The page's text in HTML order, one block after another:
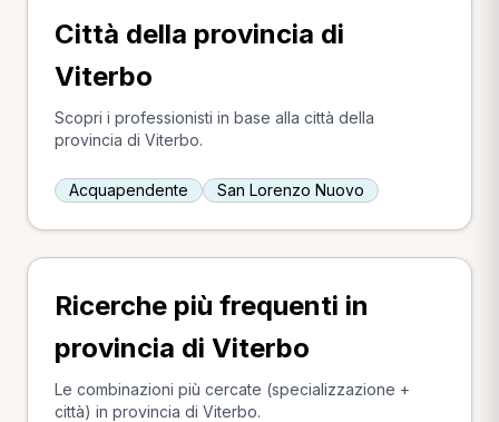
Città della provincia di
Viterbo
Scopri i professionisti in base alla città della
provincia di Viterbo.
Acquapendente San Lorenzo Nuovo
Ricerche più frequenti in
provincia di Viterbo
Le combinazioni più cercate (specializzazione +
città) in provincia di Viterbo.